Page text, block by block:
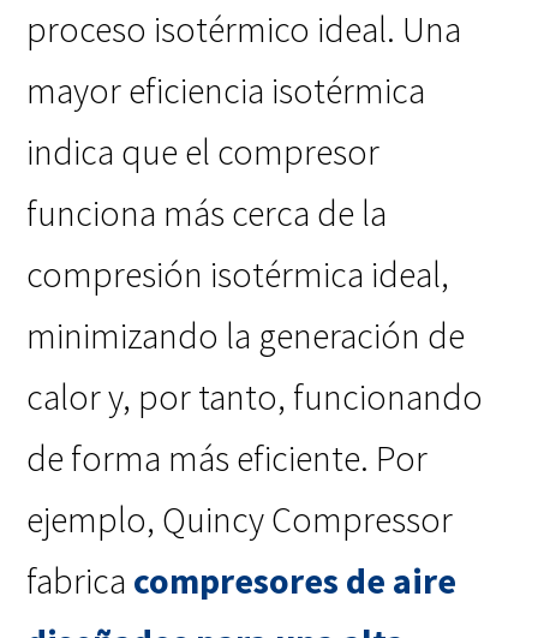
proceso isotérmico ideal. Una
mayor eficiencia isotérmica
indica que el compresor
funciona más cerca de la
compresión isotérmica ideal,
minimizando la generación de
calor y, por tanto, funcionando
de forma más eficiente. Por
ejemplo, Quincy Compressor
fabrica compresores de aire